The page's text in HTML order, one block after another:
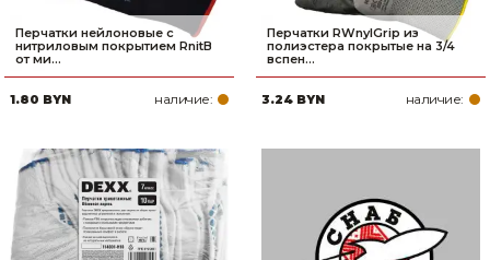
Перчатки нейлоновые с
нитриловым покрытием RnitB
от ми...
1.80 BYN наличие:
Перчатки RWnylGrip из
полиэстера покрытые на 3/4
вспен...
3.24 BYN наличие: